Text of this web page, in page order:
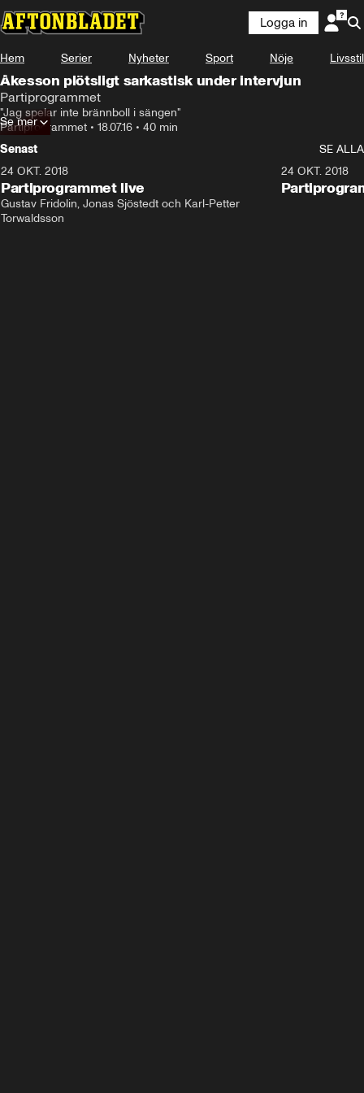
Logga in
Hem Serier Nyheter Sport Nöje Livsstil
Åkesson plötsligt sarkastisk under intervjun
Partiprogrammet
"Jag spelar inte brännboll i sängen"
Partiprogrammet • 18.07.16 • 40 min
Se mer
Senast
SE ALLA
24 OKT. 2018
Partiprogrammet live
Gustav Fridolin, Jonas Sjöstedt och Karl-Petter
Torwaldsson
24 OKT. 2018